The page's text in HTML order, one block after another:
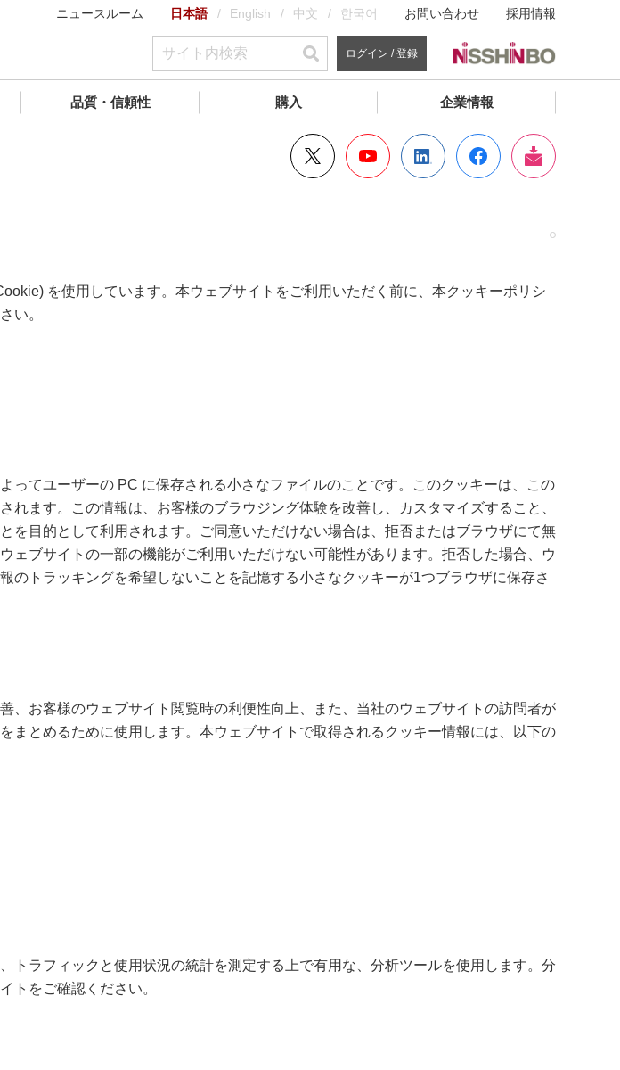
ニュースルーム 日本語 English 中文 한국어 お問い合わせ 採用情報
ログイン / 登録
品質・信頼性 購入 企業情報
を使用しています。本ウェブサイトをご利用いただく前に、本クッキーポリシ
い。
てユーザーの PC に保存される小さなファイルのことです。このクッキーは、この
ます。この情報は、お客様のブラウジング体験を改善し、カスタマイズすること、
目的として利用されます。ご同意いただけない場合は、拒否またはブラウザにて無
ブサイトの一部の機能がご利用いただけない可能性があります。拒否した場合、ウ
トラッキングを希望しないことを記憶する小さなクッキーが1つブラウザに保存さ
お客様のウェブサイト閲覧時の利便性向上、また、当社のウェブサイトの訪問者が
とめるために使用します。本ウェブサイトで取得されるクッキー情報には、以下の
ラフィックと使用状況の統計を測定する上で有用な、分析ツールを使用します。分
トをご確認ください。